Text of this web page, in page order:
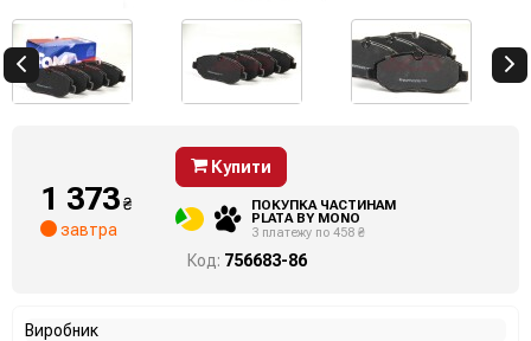
1 373₴
завтра
Купити
ПОКУПКА ЧАСТИНАМ
PLATA BY MONO
3 платежу по 458 ₴
Код: 756683-86
Виробник